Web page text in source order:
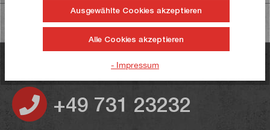
Haben Sie noch Fragen?
+49 731 23232
Ausgewählte Cookies akzeptieren
Alle Cookies akzeptieren
- Impressum